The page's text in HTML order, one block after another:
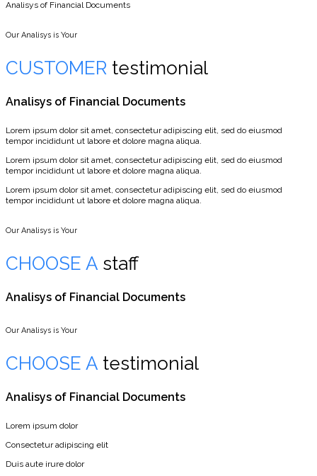
Analisys of Financial Documents
Our Analisys is Your
CUSTOMER testimonial
Analisys of Financial Documents
Lorem ipsum dolor sit amet, consectetur adipiscing elit, sed do eiusmod
tempor incididunt ut labore et dolore magna aliqua.
Lorem ipsum dolor sit amet, consectetur adipiscing elit, sed do eiusmod
tempor incididunt ut labore et dolore magna aliqua.
Lorem ipsum dolor sit amet, consectetur adipiscing elit, sed do eiusmod
tempor incididunt ut labore et dolore magna aliqua.
Our Analisys is Your
CHOOSE A staff
Analisys of Financial Documents
Our Analisys is Your
CHOOSE A testimonial
Analisys of Financial Documents
Lorem ipsum dolor
Consectetur adipiscing elit
Duis aute irure dolor